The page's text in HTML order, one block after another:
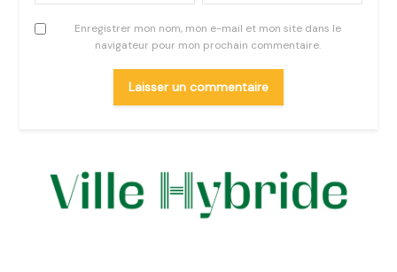
Enregistrer mon nom, mon e-mail et mon site dans le
navigateur pour mon prochain commentaire.